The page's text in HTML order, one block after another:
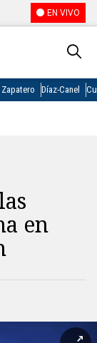
EN VIVO
Díaz-Canel
en